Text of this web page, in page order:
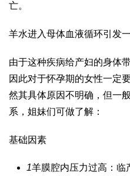
亡。
羊水进入母体血液循环引发
由于这种疾病给产妇的身体
因此对于怀孕期的女性一定
然其具体原因不明确，但一
系，姐妹们可做了解：
基础因素
1羊膜腔内压力过高：临